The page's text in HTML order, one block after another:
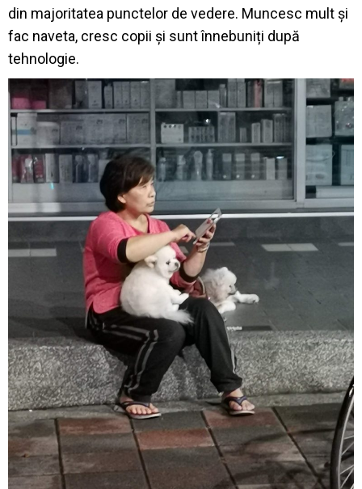
din majoritatea punctelor de vedere. Muncesc mult și
fac naveta, cresc copii și sunt înnebuniți după
tehnologie.